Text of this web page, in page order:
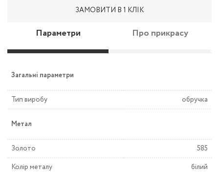
ЗАМОВИТИ В 1 КЛІК
Параметри Про прикрасу
Загальні параметри
Тип виробу обручка
Метал
Золото
585
Колір металу
білий